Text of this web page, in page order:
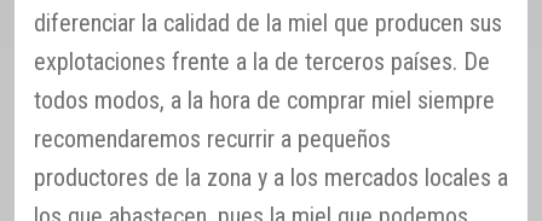
diferenciar la calidad de la miel que producen sus
explotaciones frente a la de terceros países. De
todos modos, a la hora de comprar miel siempre
recomendaremos recurrir a pequeños
productores de la zona y a los mercados locales a